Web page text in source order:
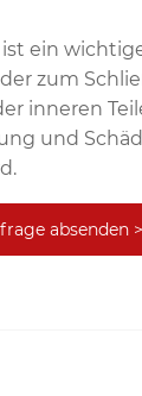
ein
zum
inneren
und
absenden